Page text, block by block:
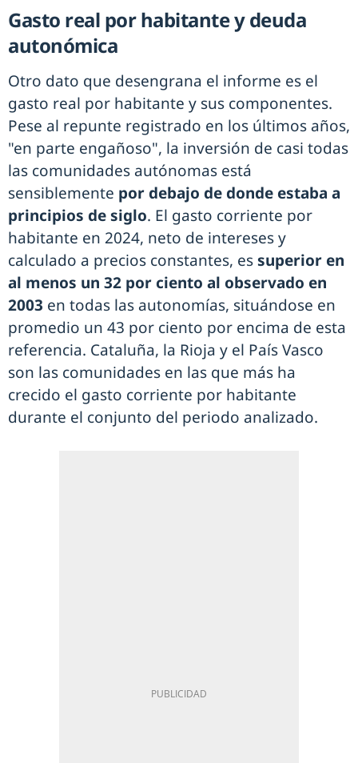
Gasto real por habitante y deuda
autonómica
Otro dato que desengrana el informe es el
gasto real por habitante y sus componentes.
Pese al repunte registrado en los últimos años,
"en parte engañoso", la inversión de casi todas
las comunidades autónomas está
sensiblemente por debajo de donde estaba a
principios de siglo. El gasto corriente por
habitante en 2024, neto de intereses y
calculado a precios constantes, essuperior en
al menos un 32 por ciento al observado en
2003 en todas las autonomías, situándose en
promedio un 43 por ciento por encima de esta
referencia. Cataluña, la Rioja y el País Vasco
son las comunidades en las que más ha
crecido el gasto corriente por habitante
durante el conjunto del periodo analizado.